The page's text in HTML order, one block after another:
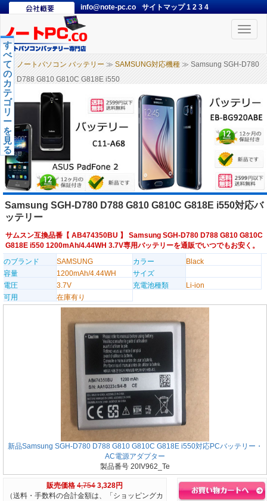
info@note-pc.co サイトマップ1 2 3 4
Toggle
ノートパソコン バッテリー ≫ SAMSUNG対応機種 ≫ Samsung SGH-D780
D788 G810 G810C G818E i550
す
べ
て
の
カ
テ
ゴ
リ
ー
を
見
る
Samsung SGH-D780 D788 G810 G810C G818E i550対応バ
ッテリー
サムスン互換品番【 AB474350BU 】 Samsung SGH-D780 D788 G810 G810C
G818E i550 1200mAh/4.44WH 3.7V専用バッテリーを通販でいつでもお安く。
のブランド
SAMSUNG カラー
Black
容量
1200mAh/4.44WH
サイズ
電圧
3.7V 充電池種類
Li-ion
可用
在庫有り
新品Samsung SGH-D780 D788 G810 G810C G818E i550対応PCバッテリー・
AC電源アダプター
製品番号 20IV962_Te
販売価格 4,754 3,328円
（送料・手数料の合計金額は、「ショッピングカ